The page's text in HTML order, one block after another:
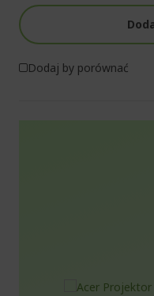
Dodaj by porównać